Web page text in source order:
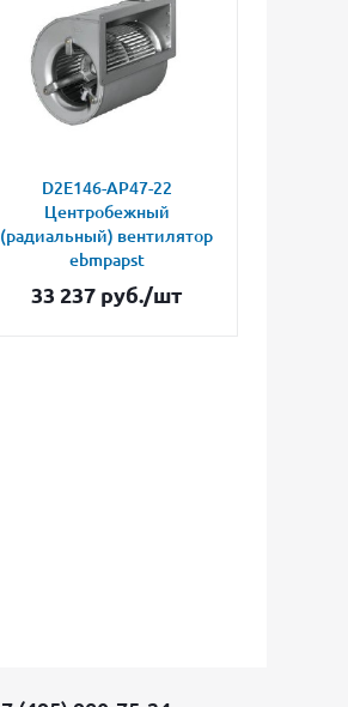
D2E146-AP47-22
Центробежный
(радиальный) вентилятор
ebmpapst
33 237 руб./шт